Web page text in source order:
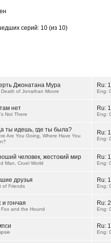
серий: 10 (из 10)
Джонатана Мура
Death of Jonathan Moore
Ru:
Eng:
нет
Not There
Ru:
Eng:
ты идешь, где ты была?
Are You Going, Where Have You
Ru:
Eng:
человек, жестокий мир
Man, Cruel World
Ru:
Eng:
друзья
of Friends
Ru:
Eng:
и гончая
Fox and the Hound
Ru:
Eng:
Ru:
Eng: